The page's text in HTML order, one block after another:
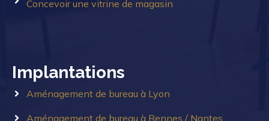
Concevoir une vitrine de magasin
Implantations
Aménagement de bureau à Lyon
Aménagement de bureau à Rennes / Nantes